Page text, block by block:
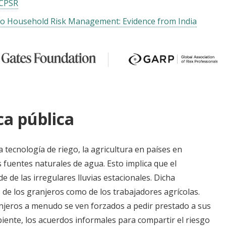
Household Risk Management: Evidence from India
pública
tecnología de riego, la agricultura en países en
naturales de agua. Esto implica que el
de las irregulares lluvias estacionales. Dicha
los granjeros como de los trabajadores agrícolas.
a menudo se ven forzados a pedir prestado a sus
los acuerdos informales para compartir el riesgo